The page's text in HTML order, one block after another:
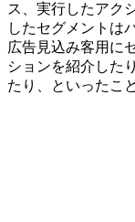
ス、実行したアク
したセグメントは
広告見込み客用に
ションを紹介した
たり、といったこ